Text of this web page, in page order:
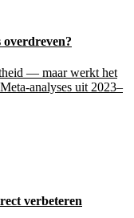
— maar werkt het
analyses uit 2023–
verbeteren